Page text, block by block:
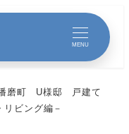
MENU
磨町 U様邸 戸建て
リビング編－